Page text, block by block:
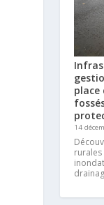
place
14